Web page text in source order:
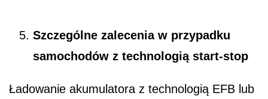
Szczególne zalecenia w przypadku
samochodów z technologią start-stop
Ładowanie akumulatora z technologią EFB lub